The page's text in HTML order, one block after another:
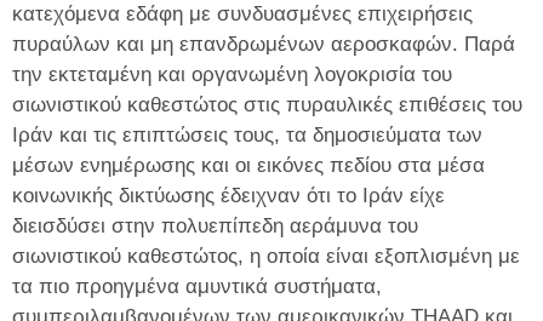
κατεχόμενα εδάφη με συνδυασμένες επιχειρήσεις
πυραύλων και μη επανδρωμένων αεροσκαφών. Παρά
την εκτεταμένη και οργανωμένη λογοκρισία του
σιωνιστικού καθεστώτος στις πυραυλικές επιθέσεις του
Ιράν και τις επιπτώσεις τους, τα δημοσιεύματα των
μέσων ενημέρωσης και οι εικόνες πεδίου στα μέσα
κοινωνικής δικτύωσης έδειχναν ότι το Ιράν είχε
διεισδύσει στην πολυεπίπεδη αεράμυνα του
σιωνιστικού καθεστώτος, η οποία είναι εξοπλισμένη με
τα πιο προηγμένα αμυντικά συστήματα,